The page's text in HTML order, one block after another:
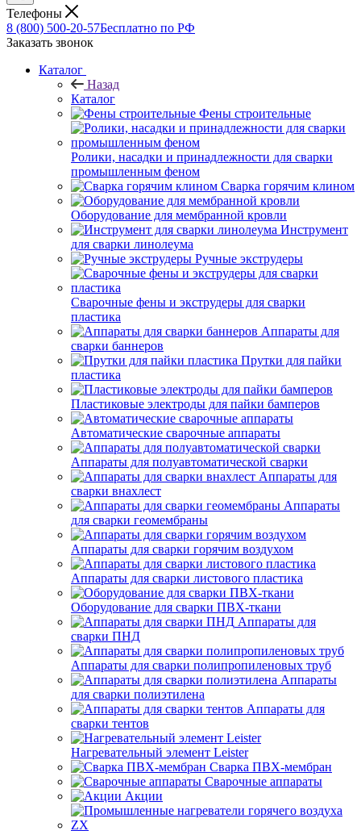
Телефоны
8 (800) 500-20-57Бесплатно по РФ
Заказать звонок
Каталог
Назад
Каталог
Фены строительные
Ролики, насадки и принадлежности для сварки
промышленным феном
Сварка горячим клином
Оборудование для мембранной кровли
Инструмент
для сварки линолеума
Ручные экструдеры
Сварочные фены и экструдеры для сварки
пластика
Аппараты для
сварки баннеров
Прутки для пайки
пластика
Пластиковые электроды для пайки бамперов
Автоматические сварочные аппараты
Аппараты для полуавтоматической сварки
Аппараты для
сварки внахлест
Аппараты
для сварки геомембраны
Аппараты для сварки горячим воздухом
Аппараты для сварки листового пластика
Оборудование для сварки ПВХ-ткани
Аппараты для
сварки ПНД
Аппараты для сварки полипропиленовых труб
Аппараты
для сварки полиэтилена
Аппараты для
сварки тентов
Нагревательный элемент Leister
Сварка ПВХ-мембран
Сварочные аппараты
Акции